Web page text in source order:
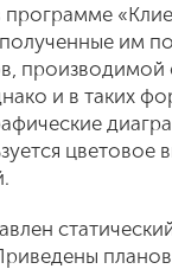
программе
им
производимой
и в таких
цветовое